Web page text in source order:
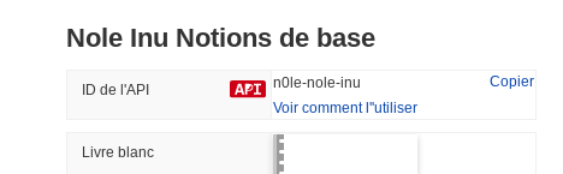
#980 #2159
Tendance
Nole Inu Notions de base
ID de l'API n0le-nole-inu
Copier
Voir comment l''utiliser
Livre blanc